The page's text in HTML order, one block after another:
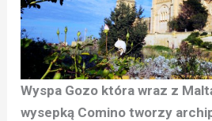
Wyspa Gozo która wraz z
wysepką Comino tworzy